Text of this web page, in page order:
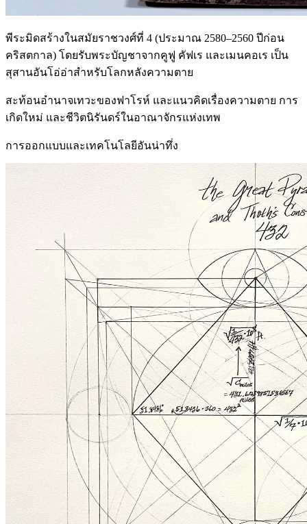
พีระมิดสร้างในสมัยราชวงศ์ที่ 4 (ประมาณ 2580–2560 ปีก่อน
คริสตกาล) โดยรับพระบัญชาจากคูฟู คัฟเร และเมนคอเร เป็น
สุสานอันโอ่อ่าสำหรับโลกหลังความตาย
สะท้อนอำนาจเทวะของฟาโรห์ และแนวคิดเรื่องความตาย การ
เกิดใหม่ และชีวิตนิรันดร์ในอาณาจักรแห่งเทพ
การออกแบบและเทคโนโลยีอันน่าทึ่ง